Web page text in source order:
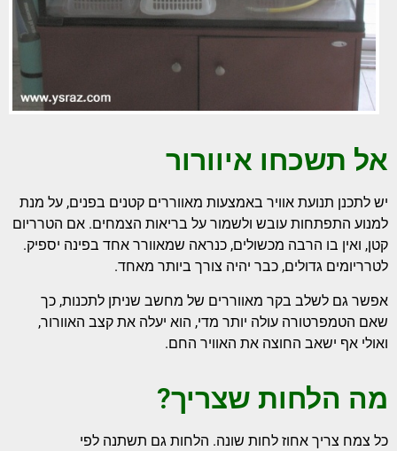
אל תשכחו איוורור
יש לתכנן תנועת אוויר באמצעות מאווררים קטנים בפנים, על מנת
למנוע התפתחות עובש ולשמור על בריאות הצמחים. אם הטרריום
קטן, ואין בו הרבה מכשולים, כנראה שמאוורר אחד בפינה יספיק.
לטרריומים גדולים, כבר יהיה צורך ביותר מאחד.
אפשר גם לשלב בקר מאווררים של מחשב שניתן לתכנות, כך
שאם הטמפרטורה עולה יותר מדי, הוא יעלה את קצב האוורור,
ואולי אף ישאב החוצה את האוויר החם.
מה הלחות שצריך?
כל צמח צריך אחוז לחות שונה. הלחות גם תשתנה לפי